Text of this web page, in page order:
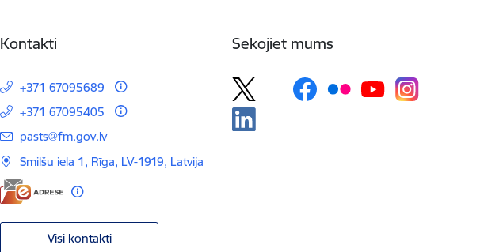
Kontakti
+371 67095689
+371 67095405
E-pasts:
pasts@fm.gov.lv
Smilšu iela 1, Rīga, LV-1919, Latvija
Visi kontakti
Sekojiet mums